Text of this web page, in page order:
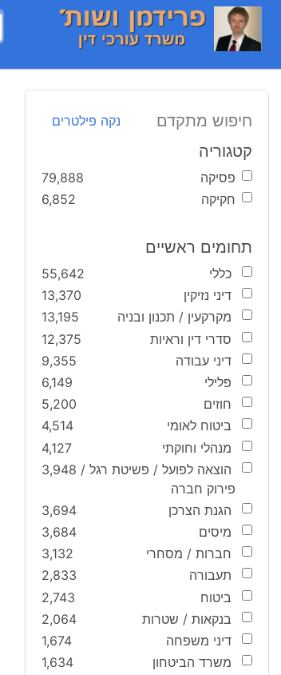
חיפוש מתקדם נקה פילטרים
קטגוריה
פסיקה
79,888
חקיקה
6,852
תחומים ראשיים
כללי
55,642
דיני נזיקין
13,370
מקרקעין / תכנון ובניה
13,195
סדרי דין וראיות
12,375
דיני עבודה
9,355
פלילי
6,149
חוזים
5,200
ביטוח לאומי
4,514
מנהלי וחוקתי
4,127
הוצאה לפועל / פשיטת רגל /
פירוק חברה
3,948
הגנת הצרכן
3,694
מיסים
3,684
חברות / מסחרי
3,132
תעבורה
2,833
ביטוח
2,743
בנקאות / שטרות
2,064
דיני משפחה
1,674
משרד הביטחון
1,634